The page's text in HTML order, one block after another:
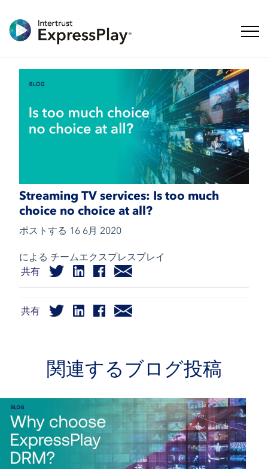
ナビ
Streaming TV services: Is too much
choice no choice at all?
ポストする 16 6月 2020
による チームエクスプレスプレイ
共有
共有
関連するブログ投稿